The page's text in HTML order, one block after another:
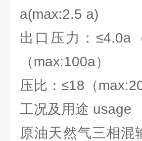
a(max:2.5 a)
出口压力：
（max:100a）
压比：≤18（
工况及用途 usage
原油天然气三相混